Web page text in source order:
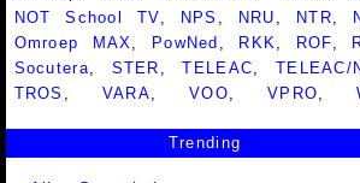
NOT School TV
NPS NRU NTR
Omroep MAX
PowNed RKK ROF
Socutera
STER ,TELEAC TELEAC/
TROS
VARA ,VOO ,VPRO ,
Trending